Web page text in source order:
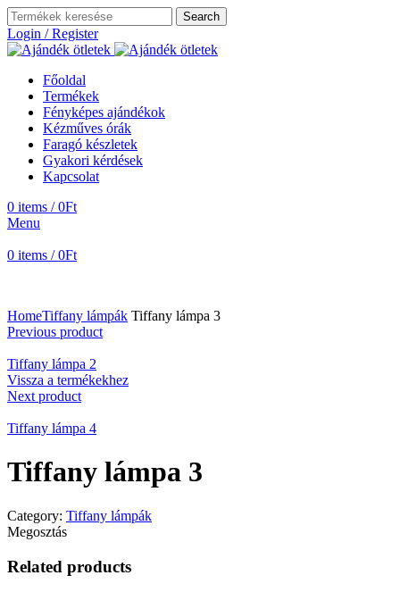
Search
Login / Register
Főoldal
Termékek
Fényképes ajándékok
Kézműves órák
Faragó készletek
Gyakori kérdések
Kapcsolat
0 items / 0Ft
Menu
0 items / 0Ft
HomeTiffany lámpák Tiffany lámpa 3
Previous product
Tiffany lámpa 2
Vissza a termékekhez
Next product
Tiffany lámpa 4
Tiffany lámpa 3
Category: Tiffany lámpák
Megosztás
Related products